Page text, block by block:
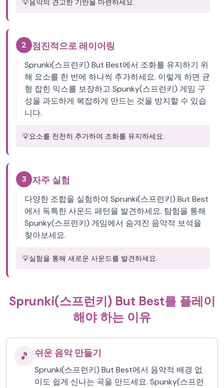
💡음악의 견고한 기반을 마련하세요.
2 점진적으로 레이어링
Sprunki(스프런키) But Best에서 조화를 유지하기 위
해 요소를 한 번에 하나씩 추가하세요. 이렇게 하면 균
형 잡힌 믹스를 보장하고 Spunky(스프런키) 게임 구
성을 과도하게 복잡하게 만드는 것을 방지할 수 있습
니다.
💡요소를 천천히 추가하여 조화를 유지하세요.
3 자주 실험
다양한 조합을 실험하여 Sprunki(스프런키) But Best
에서 독특한 사운드 패턴을 발견하세요. 탐험을 통해
Spunky(스프런키) 게임에서 숨겨진 음악적 보석을
찾아보세요.
💡실험을 통해 새로운 사운드를 발견하세요.
Sprunki(스프런키) But Best를 플레이
해야 하는 이유
🎵 쉬운 음악 만들기
Sprunki(스프런키) But Best에서 음악적 배경 없
이도 쉽게 신나는 곡을 만드세요. Spunky(스프런